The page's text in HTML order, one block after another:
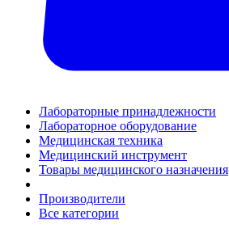
Лабораторные принадлежности
Лабораторное оборудование
Медицинская техника
Медицинский инструмент
Товары медицинского назначения
Производители
Все категории